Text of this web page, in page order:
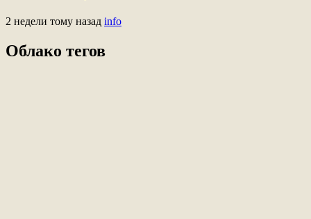
2 недели тому назад info
Облако тегов